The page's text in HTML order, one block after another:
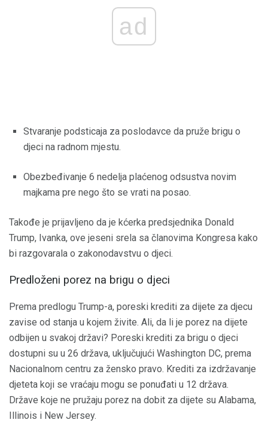
ad
Stvaranje podsticaja za poslodavce da pruže brigu o
djeci na radnom mjestu.
Obezbeđivanje 6 nedelja plaćenog odsustva novim
majkama pre nego što se vrati na posao.
Takođe je prijavljeno da je kćerka predsjednika Donald
Trump, Ivanka, ove jeseni srela sa članovima Kongresa kako
bi razgovarala o zakonodavstvu o djeci.
Predloženi porez na brigu o djeci
Prema predlogu Trump-a, poreski krediti za dijete za djecu
zavise od stanja u kojem živite. Ali, da li je porez na dijete
odbijen u svakoj državi? Poreski krediti za brigu o djeci
dostupni su u 26 država, uključujući Washington DC, prema
Nacionalnom centru za žensko pravo. Krediti za izdržavanje
djeteta koji se vraćaju mogu se ponuđati u 12 država.
Države koje ne pružaju porez na dobit za dijete su Alabama,
Illinois i New Jersey.